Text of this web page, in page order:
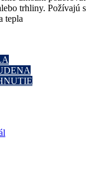
trhliny. Požívajú
tepla